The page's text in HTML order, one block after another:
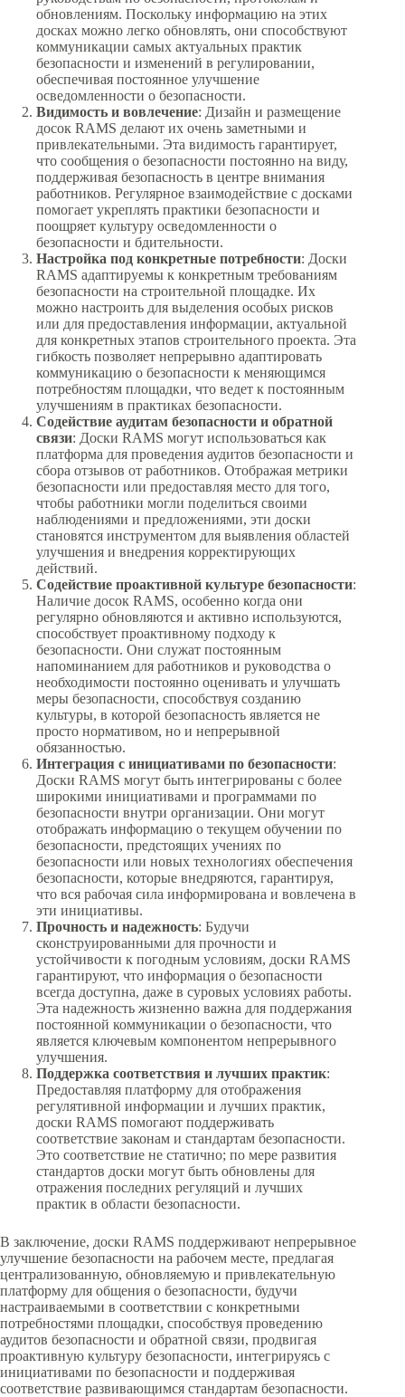
обновлениям. Поскольку информацию на этих
досках можно легко обновлять, они способствуют
коммуникации самых актуальных практик
безопасности и изменений в регулировании,
обеспечивая постоянное улучшение
осведомленности о безопасности.
Видимость и вовлечение: Дизайн и размещение
досок RAMS делают их очень заметными и
привлекательными. Эта видимость гарантирует,
что сообщения о безопасности постоянно на виду,
поддерживая безопасность в центре внимания
работников. Регулярное взаимодействие с досками
помогает укреплять практики безопасности и
поощряет культуру осведомленности о
безопасности и бдительности.
Настройка под конкретные потребности: Доски
RAMS адаптируемы к конкретным требованиям
безопасности на строительной площадке. Их
можно настроить для выделения особых рисков
или для предоставления информации, актуальной
для конкретных этапов строительного проекта. Эта
гибкость позволяет непрерывно адаптировать
коммуникацию о безопасности к меняющимся
потребностям площадки, что ведет к постоянным
улучшениям в практиках безопасности.
Содействие аудитам безопасности и обратной
связи: Доски RAMS могут использоваться как
платформа для проведения аудитов безопасности и
сбора отзывов от работников. Отображая метрики
безопасности или предоставляя место для того,
чтобы работники могли поделиться своими
наблюдениями и предложениями, эти доски
становятся инструментом для выявления областей
улучшения и внедрения корректирующих
действий.
Содействие проактивной культуре безопасности:
Наличие досок RAMS, особенно когда они
регулярно обновляются и активно используются,
способствует проактивному подходу к
безопасности. Они служат постоянным
напоминанием для работников и руководства о
необходимости постоянно оценивать и улучшать
меры безопасности, способствуя созданию
культуры, в которой безопасность является не
просто нормативом, но и непрерывной
обязанностью.
Интеграция с инициативами по безопасности:
Доски RAMS могут быть интегрированы с более
широкими инициативами и программами по
безопасности внутри организации. Они могут
отображать информацию о текущем обучении по
безопасности, предстоящих учениях по
безопасности или новых технологиях обеспечения
безопасности, которые внедряются, гарантируя,
что вся рабочая сила информирована и вовлечена в
эти инициативы.
Прочность и надежность: Будучи
сконструированными для прочности и
устойчивости к погодным условиям, доски RAMS
гарантируют, что информация о безопасности
всегда доступна, даже в суровых условиях работы.
Эта надежность жизненно важна для поддержания
постоянной коммуникации о безопасности, что
является ключевым компонентом непрерывного
улучшения.
Поддержка соответствия и лучших практик:
Предоставляя платформу для отображения
регулятивной информации и лучших практик,
доски RAMS помогают поддерживать
соответствие законам и стандартам безопасности.
Это соответствие не статично; по мере развития
стандартов доски могут быть обновлены для
отражения последних регуляций и лучших
практик в области безопасности.
В заключение, доски RAMS поддерживают непрерывное
улучшение безопасности на рабочем месте, предлагая
централизованную, обновляемую и привлекательную
платформу для общения о безопасности, будучи
настраиваемыми в соответствии с конкретными
потребностями площадки, способствуя проведению
аудитов безопасности и обратной связи, продвигая
проактивную культуру безопасности, интегрируясь с
инициативами по безопасности и поддерживая
соответствие развивающимся стандартам безопасности.